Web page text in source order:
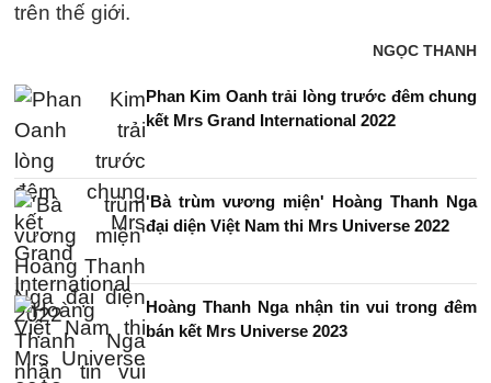
trên thế giới.
NGỌC THANH
Phan Kim Oanh trải lòng trước đêm chung
kết Mrs Grand International 2022
'Bà trùm vương miện' Hoàng Thanh Nga
đại diện Việt Nam thi Mrs Universe 2022
Hoàng Thanh Nga nhận tin vui trong đêm
bán kết Mrs Universe 2023